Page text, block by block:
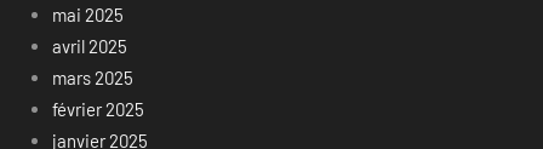
mai 2025
avril 2025
mars 2025
février 2025
janvier 2025